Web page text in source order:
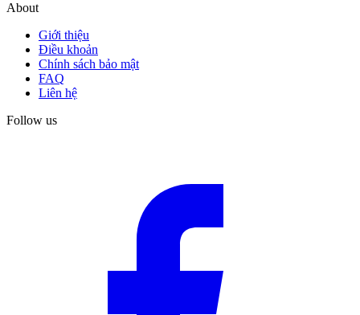
About
Giới thiệu
Điều khoản
Chính sách bảo mật
FAQ
Liên hệ
Follow us